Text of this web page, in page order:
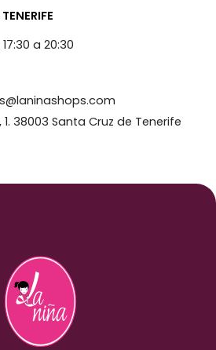
17:30 a 20:30
1. 38003 Santa Cruz de Tenerife